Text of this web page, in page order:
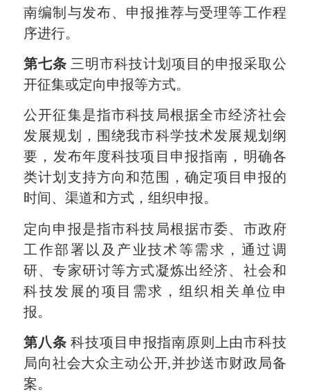
南编制与发布、申报推荐与受理等工作程
序进行。
第七条 三明市科技计划项目的申报采取公
开征集或定向申报等方式。
公开征集是指市科技局根据全市经济社会
发展规划，围绕我市科学技术发展规划纲
要， 发布年度科技项目申报指南，明确各
类计划支持方向和范围，确定项目申报的
时间、渠道和方式，组织申报。
定向申报是指市科技局根据市委、市政府
工作部署以及产业技术等需求 ，通过调
研、专家研讨等方式凝炼出经济、社会和
科技发展的项目需求，组织相关单位申
报。
第八条 科技项目申报指南原则上由市科技
局向社会大众主动公开,并抄送市财政局备
案。